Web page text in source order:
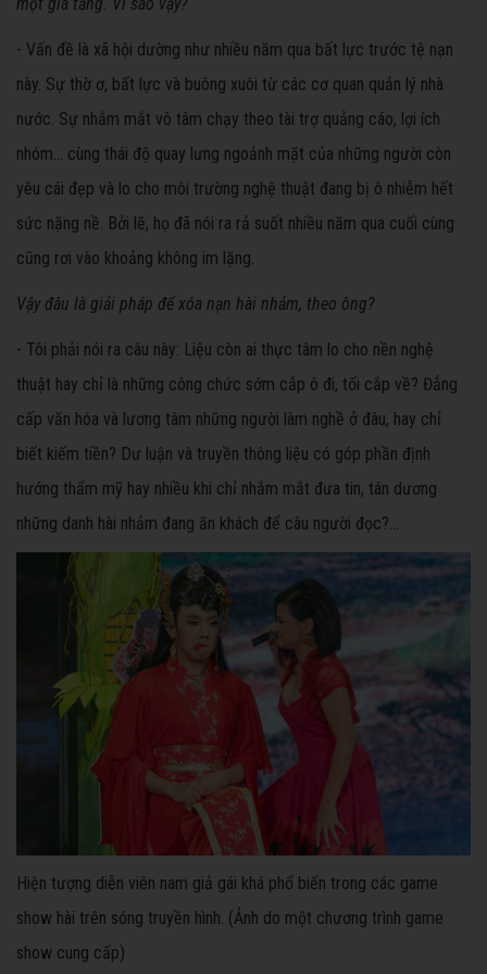
- Vấn đề là xã hội dường như nhiều năm qua bất lực trước tệ nạn
này. Sự thờ ơ, bất lực và buông xuôi từ các cơ quan quản lý nhà
nước. Sự nhắm mắt vô tâm chạy theo tài trợ quảng cáo, lợi ích
nhóm… cùng thái độ quay lưng ngoảnh mặt của những người còn
yêu cái đẹp và lo cho môi trường nghệ thuật đang bị ô nhiễm hết
sức nặng nề. Bởi lẽ, họ đã nói ra rả suốt nhiều năm qua cuối cùng
cũng rơi vào khoảng không im lặng.
Vậy đâu là giải pháp để xóa nạn hài nhảm, theo ông?
- Tôi phải nói ra câu này: Liệu còn ai thực tâm lo cho nền nghệ
thuật hay chỉ là những công chức sớm cắp ô đi, tối cắp về? Đẳng
cấp văn hóa và lương tâm những người làm nghề ở đâu, hay chỉ
biết kiếm tiền? Dư luận và truyền thông liệu có góp phần định
hướng thẩm mỹ hay nhiều khi chỉ nhắm mắt đưa tin, tán dương
những danh hài nhảm đang ăn khách để câu người đọc?...
Hiện tượng diễn viên nam giả gái khá phổ biến trong các game
show hài trên sóng truyền hình. (Ảnh do một chương trình game
show cung cấp)